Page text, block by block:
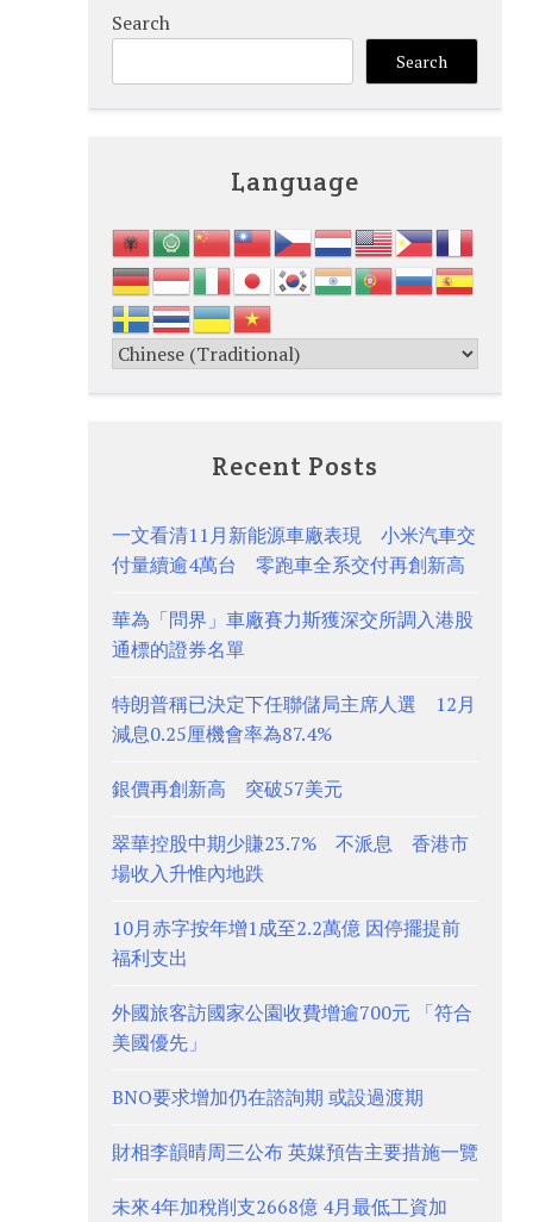
Search
Search
Language
Recent Posts
一文看清11月新能源車廠表現 小米汽車交
付量續逾4萬台 零跑車全系交付再創新高
華為「問界」車廠賽力斯獲深交所調入港股
通標的證券名單
特朗普稱已決定下任聯儲局主席人選 12月
減息0.25厘機會率為87.4%
銀價再創新高 突破57美元
翠華控股中期少賺23.7% 不派息 香港市
場收入升惟內地跌
10月赤字按年增1成至2.2萬億 因停擺提前
福利支出
外國旅客訪國家公園收費增逾700元 「符合
美國優先」
BNO要求增加仍在諮詢期 或設過渡期
財相李韻晴周三公布 英媒預告主要措施一覽
未來4年加稅削支2668億 4月最低工資加